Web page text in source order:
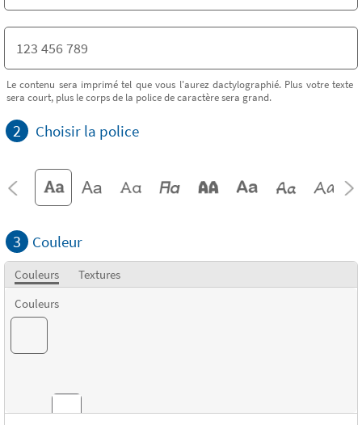
Le contenu sera imprimé tel que vous l'aurez dactylographié. Plus votre texte
sera court, plus le corps de la police de caractère sera grand.
2 Choisir la police
3 Couleur
Couleurs
Textures
Couleurs